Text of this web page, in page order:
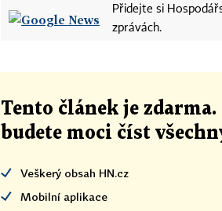
Přidejte si
zprávách.
Tento článek je
budete moci číst
Veškerý obsah HN.cz
Mobilní aplikace